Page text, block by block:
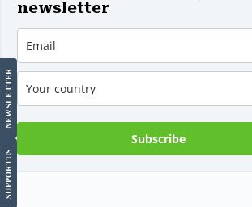
newsletter
Subscribe
SUPPORT
US
NEWS
LETTER